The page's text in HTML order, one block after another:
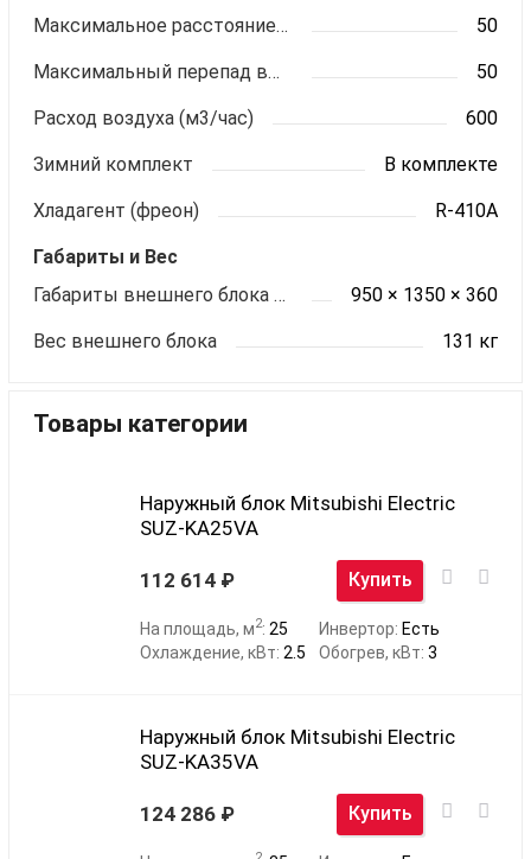
Максимальное расстояние между блоками (м)
50
Максимальный перепад высот (м) 50
Расход воздуха (м3/час) 600
Зимний комплект В комплекте
Хладагент (фреон) R-410A
Габариты и Вес
Габариты внешнего блока ШхВхГ (мм)
950 × 1350 × 360
Вес внешнего блока 131 кг
Товары категории
Наружный блок Mitsubishi Electric
SUZ-KA25VA
112 614 Купить
На площадь, м2: 25 Инвертор: Есть
Охлаждение, кВт: 2.5 Обогрев, кВт: 3
Наружный блок Mitsubishi Electric
SUZ-KA35VA
124 286 Купить